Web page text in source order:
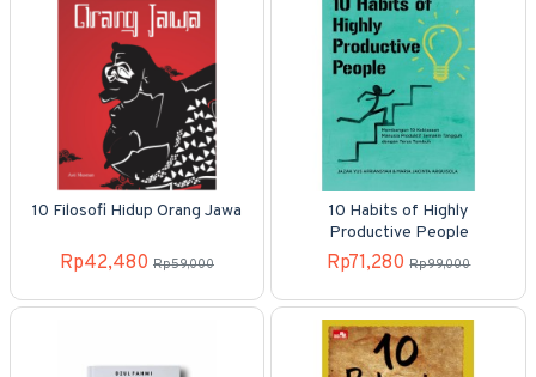
10 Filosofi Hidup Orang Jawa
Rp42,480 Rp59,000
10 Habits of Highly
Productive People
Rp71,280 Rp99,000